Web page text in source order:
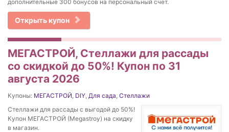
дополнительные 300 бонусов на персональный счет.
Открыть купон
МЕГАСТРОЙ, Стеллажи для рассады
со скидкой до 50%! Купон по 31
августа 2026
Купоны: МЕГАСТРОЙ, DIY, Для сада, Стеллажи
Стеллажи для рассады с выгодой до 50%!
Купон МЕГАСТРОЙ (Megastroy) на скидку
в магазин.